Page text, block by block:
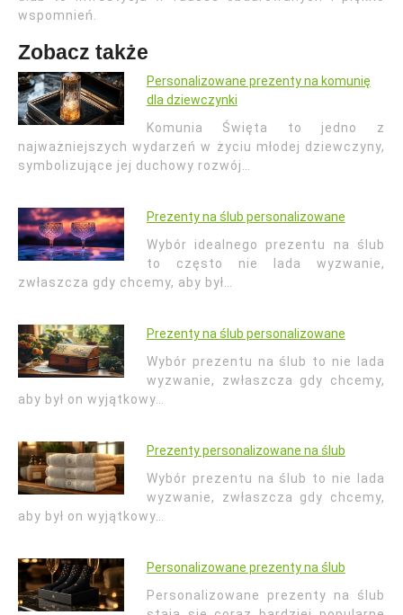
wspomnień.
Zobacz także
Personalizowane prezenty na komunię
dla dziewczynki
Komunia Święta to jedno z
najważniejszych wydarzeń w życiu młodej dziewczyny,
symbolizujące jej duchowy rozwój…
Prezenty na ślub personalizowane
Wybór idealnego prezentu na ślub
to często nie lada wyzwanie,
zwłaszcza gdy chcemy, aby był…
Prezenty na ślub personalizowane
Wybór prezentu na ślub to nie lada
wyzwanie, zwłaszcza gdy chcemy,
aby był on wyjątkowy…
Prezenty personalizowane na ślub
Wybór prezentu na ślub to nie lada
wyzwanie, zwłaszcza gdy chcemy,
aby był on wyjątkowy…
Personalizowane prezenty na ślub
Personalizowane prezenty na ślub